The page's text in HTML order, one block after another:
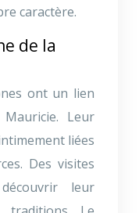
caractère.
de la
ont un lien
Leur
liées
Des visites
leur